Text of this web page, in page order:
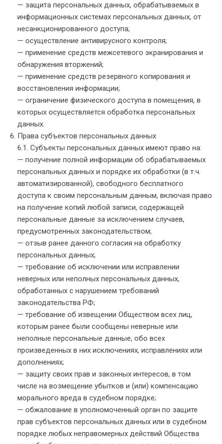
— защита персональных данных, обрабатываемых в
информационных системах персональных данных, от
несанкционированного доступа;
— осуществление антивирусного контроля;
— применение средств межсетевого экранирования и
обнаружения вторжений;
— применение средств резервного копирования и
восстановления информации;
— ограничение физического доступа в помещения, в
которых осуществляется обработка персональных
данных.
Права субъектов персональных данных
6.1. Субъекты персональных данных имеют право на:
— получение полной информации об обрабатываемых
персональных данных и порядке их обработки (в т.ч.
автоматизированной), свободного бесплатного
доступа к своим персональным данным, включая право
на получение копий любой записи, содержащей
персональные данные за исключением случаев,
предусмотренных законодательством;
— отзыв ранее данного согласия на обработку
персональных данных;
— требование об исключении или исправлении
неверных или неполных персональных данных,
обработанных с нарушением требований
законодательства РФ;
— требование об извещении Обществом всех лиц,
которым ранее были сообщены неверные или
неполные персональные данные, обо всех
произведенных в них исключениях, исправлениях или
дополнениях;
— защиту своих прав и законных интересов, в том
числе на возмещение убытков и (или) компенсацию
морального вреда в судебном порядке;
— обжалование в уполномоченный орган по защите
прав субъектов персональных данных или в судебном
порядке любых неправомерных действий Общества